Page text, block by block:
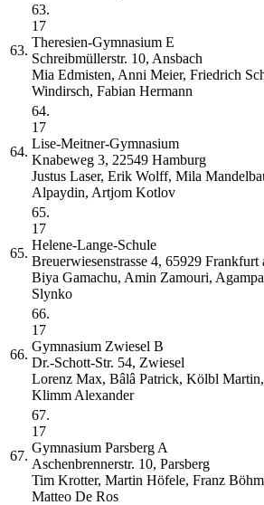
63.
63.
17
Theresien-Gymnasium E
Schreibmüllerstr. 10, Ansbach
Mia Edmisten, Anni Meier, Friedrich
Windirsch, Fabian Hermann
64.
64.
17
Lise-Meitner-Gymnasium
Knabeweg 3, 22549 Hamburg
Justus Laser, Erik Wolff, Mila
Alpaydin, Artjom Kotlov
65.
65.
17
Helene-Lange-Schule
Breuerwiesenstrasse 4, 65929 Frankfurt
Biya Gamachu, Amin Zamouri,
Slynko
66.
66.
17
Gymnasium Zwiesel B
Dr.-Schott-Str. 54, Zwiesel
Lorenz Max, Bâlâ Patrick, Kölbl
Klimm Alexander
67.
67.
17
Gymnasium Parsberg A
Aschenbrennerstr. 10, Parsberg
Tim Krotter, Martin Höfele, Franz
Matteo De Ros